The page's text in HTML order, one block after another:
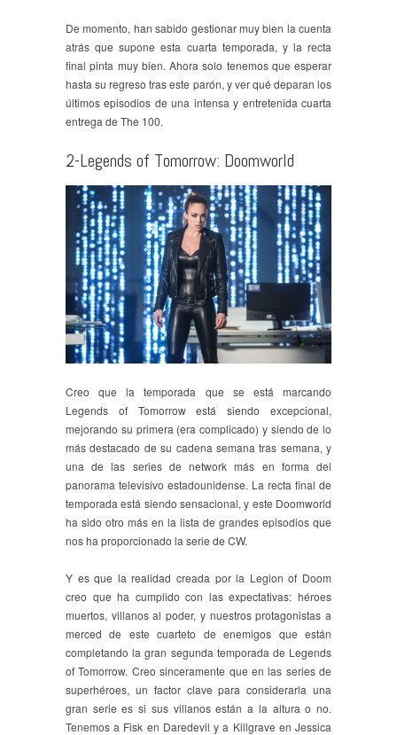
De momento, han sabido gestionar muy bien la cuenta
atrás que supone esta cuarta temporada, y la recta
final pinta muy bien. Ahora solo tenemos que esperar
hasta su regreso tras este parón, y ver qué deparan los
últimos episodios de una intensa y entretenida cuarta
entrega de The 100.
2-Legends of Tomorrow: Doomworld
Creo que la temporada que se está marcando
Legends of Tomorrow está siendo excepcional,
mejorando su primera (era complicado) y siendo de lo
más destacado de su cadena semana tras semana, y
una de las series de network más en forma del
panorama televisivo estadounidense. La recta final de
temporada está siendo sensacional, y este Doomworld
ha sido otro más en la lista de grandes episodios que
nos ha proporcionado la serie de CW.
Y es que la realidad creada por la Legion of Doom
creo que ha cumplido con las expectativas: héroes
muertos, villanos al poder, y nuestros protagonistas a
merced de este cuarteto de enemigos que están
completando la gran segunda temporada de Legends
of Tomorrow. Creo sinceramente que en las series de
superhéroes, un factor clave para considerarla una
gran serie es si sus villanos están a la altura o no.
Tenemos a Fisk en Daredevil y a Killgrave en Jessica